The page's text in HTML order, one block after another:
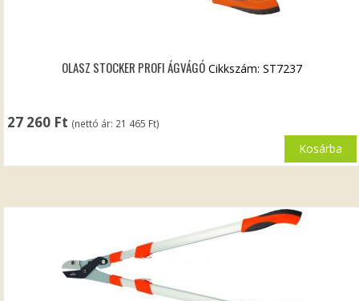
OLASZ STOCKER PROFI ÁGVÁGÓ
27 260 Ft (nettó ár: 21 465 Ft)
Cikkszám: ST7237
Kosárba